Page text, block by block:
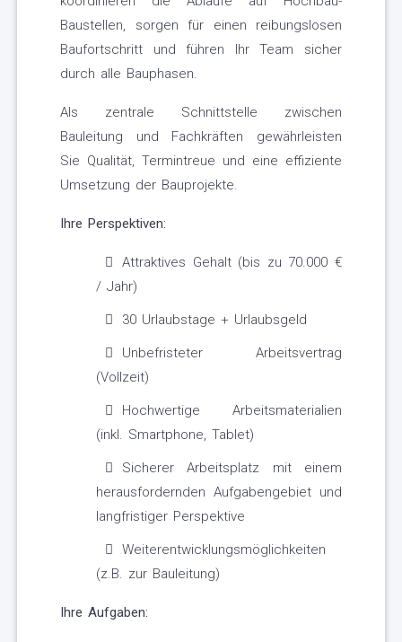
Baustellen, sorgen für einen reibungslosen
Baufortschritt und führen Ihr Team sicher
durch alle Bauphasen.
Als zentrale Schnittstelle zwischen
Bauleitung und Fachkräften gewährleisten
Sie Qualität, Termintreue und eine effiziente
Umsetzung der Bauprojekte.
Ihre Perspektiven:
Attraktives Gehalt (bis zu 70.000 €
/ Jahr)
30 Urlaubstage + Urlaubsgeld
Unbefristeter Arbeitsvertrag
(Vollzeit)
Hochwertige Arbeitsmaterialien
(inkl. Smartphone, Tablet)
Sicherer Arbeitsplatz mit einem
herausfordernden Aufgabengebiet und
langfristiger Perspektive
Weiterentwicklungsmöglichkeiten
(z.B. zur Bauleitung)
Ihre Aufgaben: